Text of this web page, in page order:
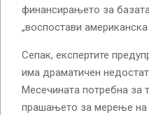
финансирањето за
„воспостави
Сепак, експертите
има драматичен
Месечината потребна за
прашањето за мерење на